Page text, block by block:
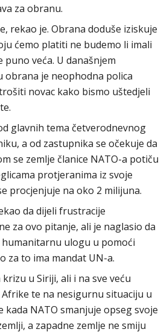
za obranu.
rekao je. Obrana doduše iziskuje
ćemo platiti ne budemo li imali
veća. U današnjem
obrana je neophodna polica
novac kako bismo uštedjeli
glavnih tema četverodnevnog
a od zastupnika se očekuje da
se zemlje članice NATO-a potiču
protjeranima iz svoje
procjenjuje na oko 2 milijuna.
da dijeli frustracije
za ovo pitanje, ali je naglasio da
ulogu u pomoći
za to ima mandat UN-a.
u Siriji, ali i na sve veću
te na nesigurnu situaciju u
NATO smanjuje opseg svoje
a zapadne zemlje ne smiju